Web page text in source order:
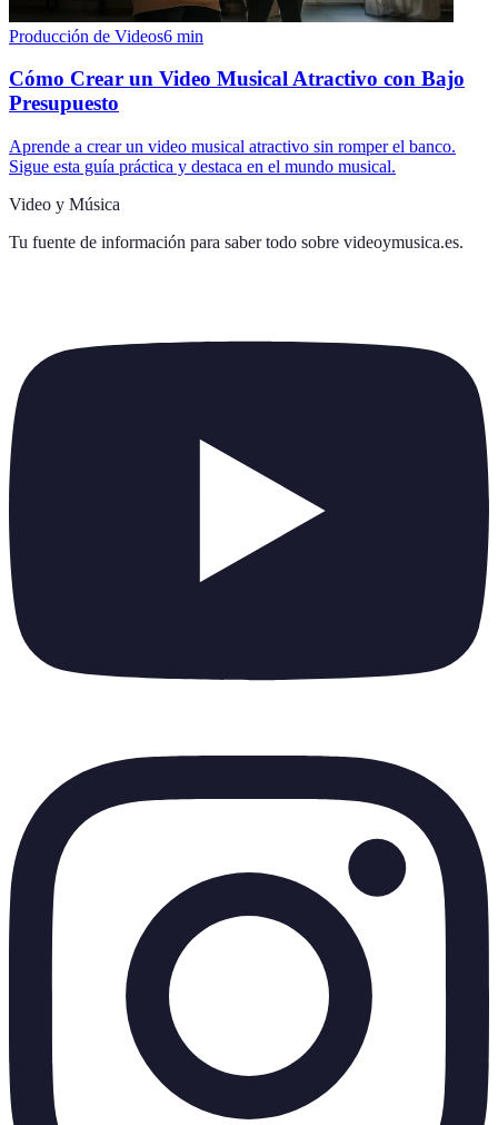
Producción de Videos6 min
Cómo Crear un Video Musical Atractivo con Bajo
Presupuesto
Aprende a crear un video musical atractivo sin romper el banco.
Sigue esta guía práctica y destaca en el mundo musical.
Video y Música
Tu fuente de información para saber todo sobre videoymusica.es.